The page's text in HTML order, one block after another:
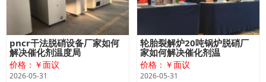
pncr干法脱硝设备厂家如何
解决催化剂温度局
价格：￥面议
2026-05-31
轮胎裂解炉20吨锅炉脱硝厂
家如何解决催化剂温
价格：￥面议
2026-05-31